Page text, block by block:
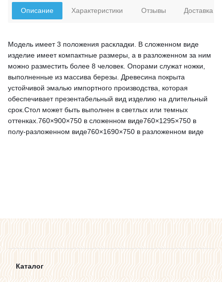
Описание
Модель имеет 3 положения раскладки. В сложенном виде
изделие имеет компактные размеры, а в разложенном за ним
можно разместить более 8 человек. Опорами служат ножки,
выполненные из массива березы. Древесина покрыта
устойчивой эмалью импортного производства, которая
обеспечивает презентабельный вид изделию на длительный
срок.Стол может быть выполнен в светлых или темных
оттенках.760×900×750 в сложенном виде760×1295×750 в
полу-разложенном виде760×1690×750 в разложенном виде
Характеристики Отзывы Доставка
Каталог